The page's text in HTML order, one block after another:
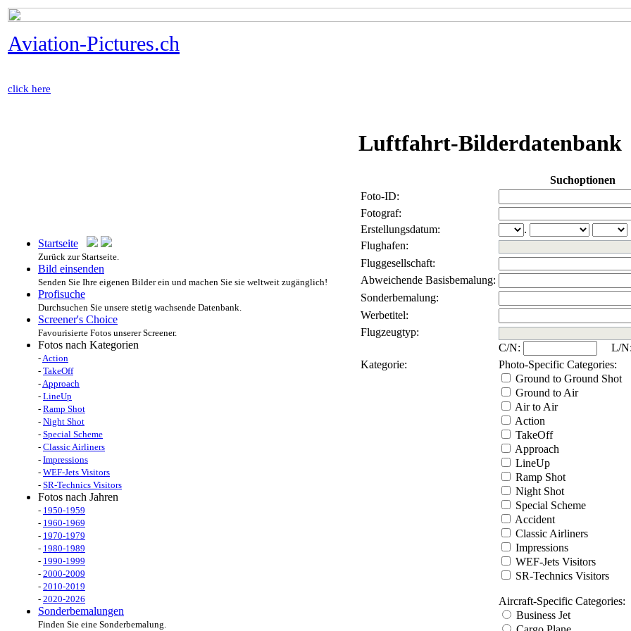
Aviation-Pictures.ch
click here
Startseite
Zurück zur Startseite.
Bild einsenden
Senden Sie Ihre eigenen Bilder ein und machen Sie sie weltweit zugänglich!
Profisuche
Durchsuchen Sie unsere stetig wachsende Datenbank.
Screener's Choice
Favourisierte Fotos unserer Screener.
Fotos nach Kategorien
-Action
- TakeOff
-Approach
- LineUp
- Ramp Shot
- Night Shot
- Special Scheme
- Classic Airliners
- Impressions
- WEF-Jets Visitors
- SR-Technics Visitors
Fotos nach Jahren
- 1950-1959
- 1960-1969
- 1970-1979
- 1980-1989
- 1990-1999
- 2000-2009
- 2010-2019
- 2020-2026
Sonderbemalungen
Finden Sie eine Sonderbemalung.
Luftfahrt-Bilderdatenbank
Suchoptionen
Foto-ID:
Fotograf:
Erstellungsdatum:
.
Flughafen:
Fluggesellschaft:
Abweichende Basisbemalung:
Sonderbemalung:
Werbetitel:
Flugzeugtyp:
C/N:
L/
Kategorie:
Photo-Specific Categories:
Ground to Ground Shot
Ground to Air
Air to Air
Action
TakeOff
Approach
LineUp
Ramp Shot
Night Shot
Special Scheme
Accident
Classic Airliners
Impressions
WEF-Jets Visitors
SR-Technics Visitors
Aircraft-Specific Categories:
Business Jet